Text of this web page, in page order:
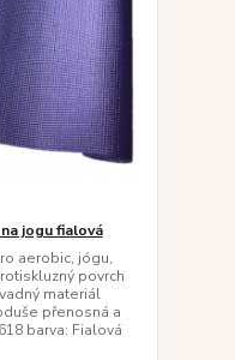
jogu fialová
aerobic, jógu,
povrch
materiál
přenosná a
barva: Fialová